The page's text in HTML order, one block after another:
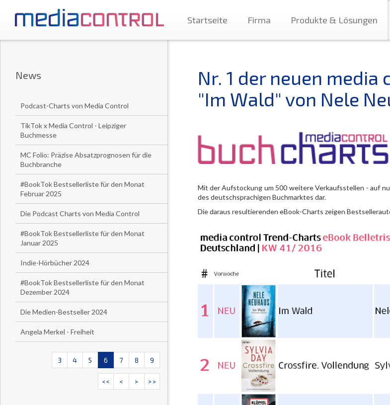
Startseite Firma Produkte & Lösungen
News
Podcast-Charts von Media Control
TikTok x Media Control - Leipziger
Buchmesse
MC Folio: Präzise Absatzprognosen für die
Buchbranche
#BookTok Bestsellerliste für den Monat
Februar 2025
Die Podcast Charts von Media Control
#BookTok Bestsellerliste für den Monat
Januar 2025
Indie-Hörbücher 2024
#BookTok Bestsellerliste für den Monat
Dezember 2024
Die Medien-Bestseller 2024
Angela Merkel - Freiheit
3 4 5 6 7 8 9
<< < > >>
Nr. 1 der neuen
"Im Wald" von Nele
Mit der Aufstockung um 500 weitere Verkaufsstellen - auf
des deutschsprachigen Buchmarktes dar.
Die daraus resultierenden eBook-Charts zeigen